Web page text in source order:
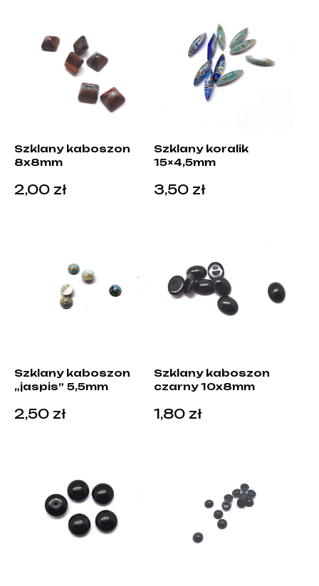
Szklany kaboszon
8x8mm
2,00 zł
Szklany koralik
15×4,5mm
3,50 zł
Szklany kaboszon
„jaspis” 5,5mm
2,50 zł
Szklany kaboszon
czarny 10x8mm
1,80 zł